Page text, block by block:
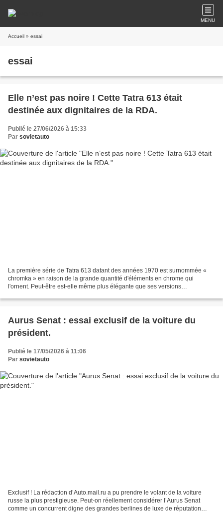
MENU
Accueil » essai
essai
Elle n’est pas noire ! Cette Tatra 613 était
destinée aux dignitaires de la RDA.
Publié le 27/06/2026 à 15:33
Par sovietauto
La première série de Tatra 613 datant des années 1970 est surnommée «
chromka » en raison de la grande quantité d'éléments en chrome qui
l'ornent. Peut-être est-elle même plus élégante que ses versions
Aurus Senat : essai exclusif de la voiture du
président.
Publié le 17/05/2026 à 11:06
Par sovietauto
Exclusif ! La rédaction d’Auto.mail.ru a pu prendre le volant de la voiture
russe la plus prestigieuse. Peut-on réellement considérer l’Aurus Senat
comme un concurrent digne des grandes berlines de luxe de réputation